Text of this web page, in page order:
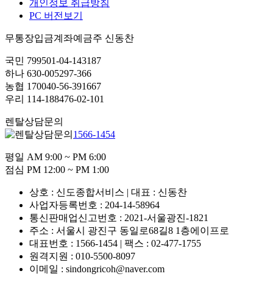
개인정보 취급방침
PC 버전보기
무통장입금계좌예금주 신동찬
국민 799501-04-143187
하나 630-005297-366
농협 170040-56-391667
우리 114-188476-02-101
렌탈상담문의
1566-1454
평일 AM 9:00 ~ PM 6:00
점심 PM 12:00 ~ PM 1:00
상호 : 신도종합서비스 | 대표 : 신동찬
사업자등록번호 : 204-14-58964
통신판매업신고번호 : 2021-서울광진-1821
주소 : 서울시 광진구 동일로68길8 1층에이프로
대표번호 : 1566-1454 | 팩스 : 02-477-1755
원격지원 : 010-5500-8097
이메일 : sindongricoh@naver.com